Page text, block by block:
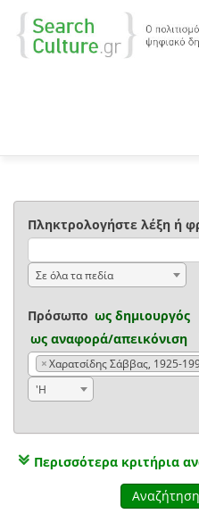
Πληκτρολογήστε λέξη ή
Σε όλα τα πεδία
Πρόσωπο ως δημιουργός
ως αναφορά/απεικόνιση
×Χαρατσίδης Σάββας, 1925-
'Η
Περισσότερα κριτήρια
Αναζήτηση